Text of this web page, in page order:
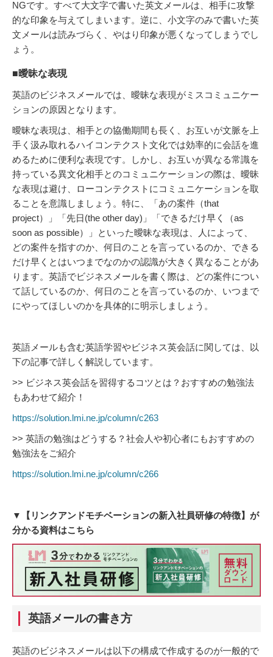
NGです。すべて大文字で書いた英文メールは、相手に攻撃
的な印象を与えてしまいます。逆に、小文字のみで書いた英
文メールは読みづらく、やはり印象が悪くなってしまうでし
ょう。
■曖昧な表現
英語のビジネスメールでは、曖昧な表現がミスコミュニケー
ションの原因となります。
曖昧な表現は、相手との協働期間も長く、お互いが文脈を上
手く汲み取れるハイコンテクスト文化では効率的に会話を進
めるために便利な表現です。しかし、お互いが異なる常識を
持っている異文化相手とのコミュニケーションの際は、曖昧
な表現は避け、ローコンテクストにコミュニケーションを取
ることを意識しましょう。特に、「あの案件（that
project）」「先日(the other day)」「できるだけ早く（as
soon as possible）」といった曖昧な表現は、人によって、
どの案件を指すのか、何日のことを言っているのか、できる
だけ早くとはいつまでなのかの認識が大きく異なることがあ
ります。英語でビジネスメールを書く際は、どの案件につい
て話しているのか、何日のことを言っているのか、いつまで
にやってほしいのかを具体的に明示しましょう。
英語メールも含む英語学習やビジネス英会話に関しては、以
下の記事で詳しく解説しています。
>> ビジネス英会話を習得するコツとは？おすすめの勉強法
もあわせて紹介！
https://solution.lmi.ne.jp/column/c263
>> 英語の勉強はどうする？社会人や初心者にもおすすめの
勉強法をご紹介
https://solution.lmi.ne.jp/column/c266
▼【リンクアンドモチベーションの新入社員研修の特徴】が
分かる資料はこちら
英語メールの書き方
英語のビジネスメールは以下の構成で作成するのが一般的で